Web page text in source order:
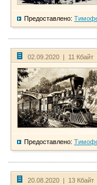
Предоставлено:
02.09.2020 | 11 Кбайт
Предоставлено:
20.08.2020 | 13